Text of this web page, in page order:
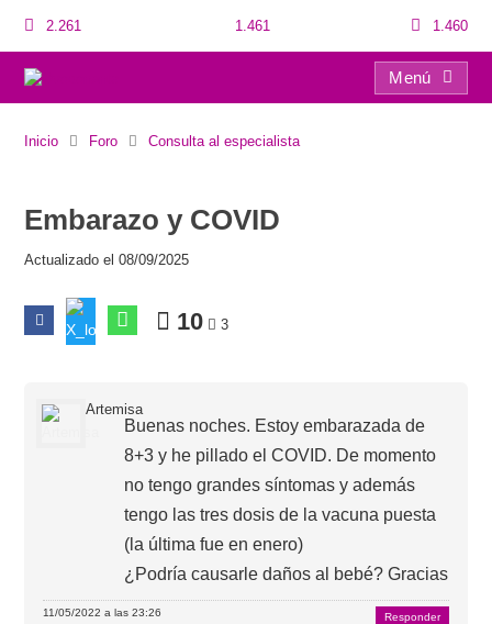
2.261 1.461 1.460
Menú
Inicio Foro Consulta al especialista
Embarazo y COVID
Actualizado el 08/09/2025
10 3
Artemisa
Buenas noches. Estoy embarazada de
8+3 y he pillado el COVID. De momento
no tengo grandes síntomas y además
tengo las tres dosis de la vacuna puesta
(la última fue en enero)
¿Podría causarle daños al bebé? Gracias
11/05/2022 a las 23:26 Responder